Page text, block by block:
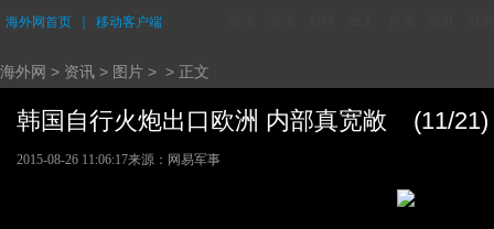
海外网首页 移动客户端
海外网 > 资讯 > 图片 > > 正文
韩国自行火炮出口欧洲 内部真宽敞 (11/21)
2015-08-26 11:06:17来源：网易军事